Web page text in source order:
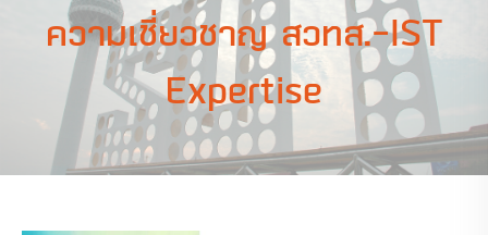
ความเชี่ยวชาญ สวทส.-IST
Expertise